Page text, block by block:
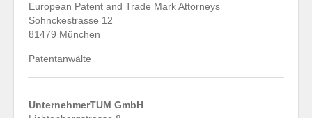
European Patent and Trade Mark Attorneys
Sohnckestrasse 12
81479 München
Patentanwälte
UnternehmerTUM GmbH